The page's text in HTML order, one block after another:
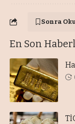
Sonra
En Son